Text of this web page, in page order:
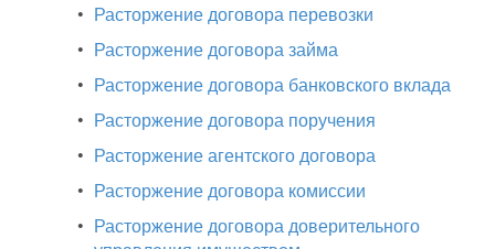
• Расторжение договора перевозки
• Расторжение договора займа
• Расторжение договора банковского вклада
• Расторжение договора поручения
• Расторжение агентского договора
• Расторжение договора комиссии
• Расторжение договора доверительного